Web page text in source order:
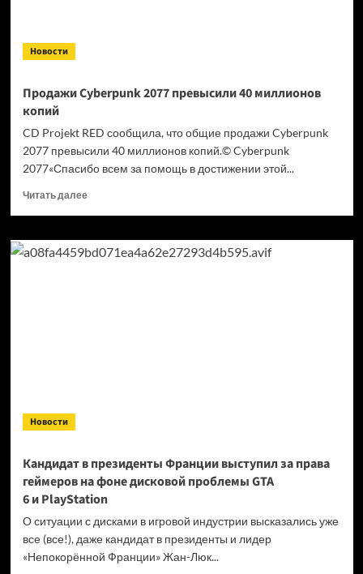
Новости
Продажи Cyberpunk 2077 превысили 40 миллионов
копий
CD Projekt RED сообщила, что общие продажи Cyberpunk
2077 превысили 40 миллионов копий.© Cyberpunk
2077«Спасибо всем за помощь в достижении этой...
Читать далееПрочитать
Продажи
Cyberpunk
Новости
Кандидат в президенты Франции выступил за права
геймеров на фоне дисковой проблемы GTA
6 и PlayStation
О ситуации с дисками в игровой индустрии высказались уже
все (все!), даже кандидат в президенты и лидер
«Непокорённой Франции» Жан-Люк...